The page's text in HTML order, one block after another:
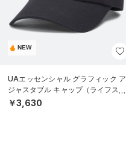
NEW
UAエッセンシャル グラフィック ア
ジャスタブル キャップ（ライフスタ
イル/UNISEX）
￥3,630